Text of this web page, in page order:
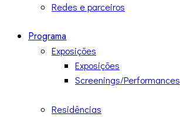
Redes e parceiros
Programa
Exposições
Exposições
Screenings/Performances
Residências